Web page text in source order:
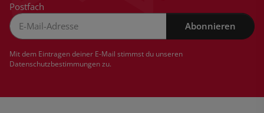
Postfach
Abonnieren
Mit dem Eintragen deiner E-Mail stimmst du unseren
Datenschutzbestimmungenzu.